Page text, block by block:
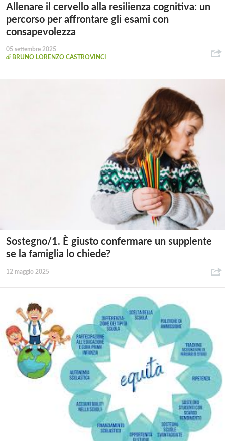
Allenare il cervello alla resilienza cognitiva: un
percorso per affrontare gli esami con
consapevolezza
05 settembre 2025
di BRUNO LORENZO CASTROVINCI
Sostegno/1. È giusto confermare un supplente
se la famiglia lo chiede?
12 maggio 2025